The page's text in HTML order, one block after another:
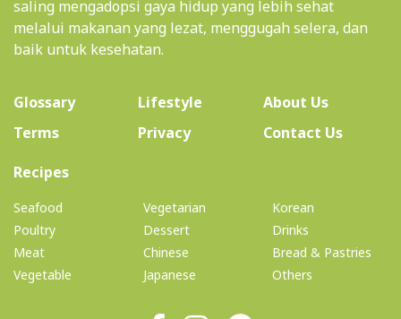
saling mengadopsi gaya hidup yang lebih sehat
melalui makanan yang lezat, menggugah selera, dan
baik untuk kesehatan.
Glossary Lifestyle About Us(current)
Terms
Privacy
Contact Us
Recipes(current)
Seafood
Poultry
Meat
Vegetable
Vegetarian
Dessert
Chinese
Japanese
Korean
Drinks
Bread & Pastries
Others